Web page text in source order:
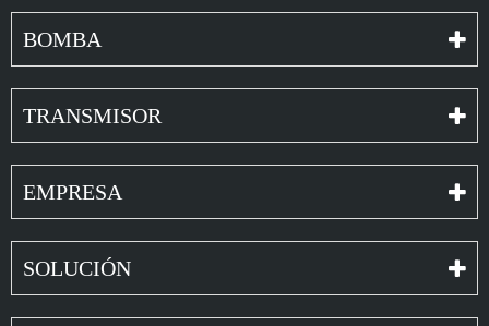
BOMBA
TRANSMISOR
EMPRESA
SOLUCIÓN